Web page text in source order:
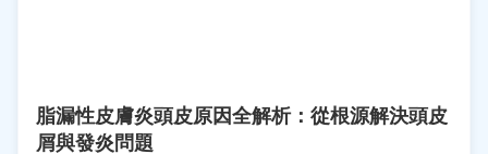
脂漏性皮膚炎頭皮原因全解析：從根源解決頭皮
屑與發炎問題